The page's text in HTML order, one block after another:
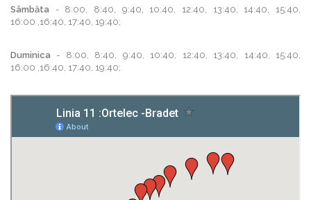
Sâmbăta - 8:00, 8:40, 9:40, 10:40, 12:40, 13:40, 14:40, 15:40,
16:00 ,16:40, 17:40, 19:40;
Duminica - 8:00, 8:40, 9:40, 10:40, 12:40, 13:40, 14:40, 15:40,
16:00 ,16:40, 17:40, 19:40;